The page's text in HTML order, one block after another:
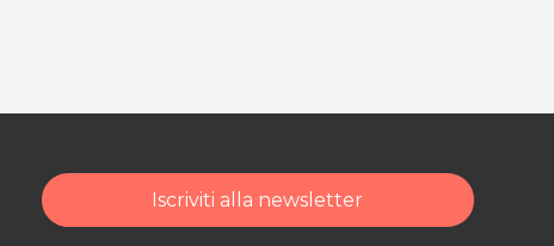
Iscriviti alla newsletter